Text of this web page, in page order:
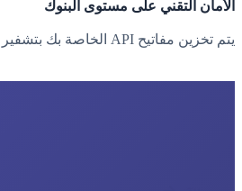
الأمان التقني على مستوى البنوك
يتم تخزين مفاتيح API الخاصة بك بتشفير بمستوى مصرفي وربطها بعناوين IP مخصصة للخوادم لتقليل مخاطر الوصول غير المصرح به.